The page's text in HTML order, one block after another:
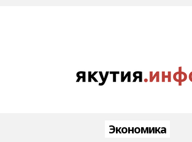
Экономика